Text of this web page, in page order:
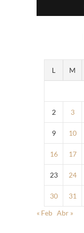
L M
2 3
9 10
16 17
23 24
30
31
« Feb Abr »